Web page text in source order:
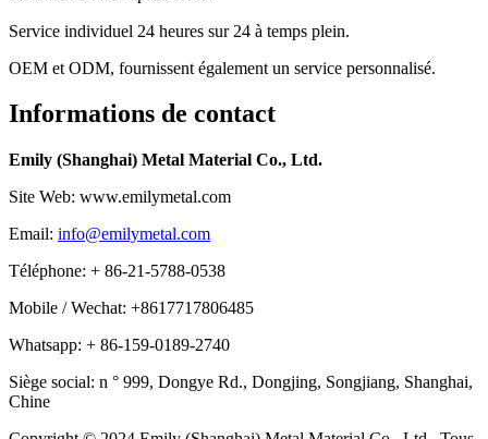
Service individuel 24 heures sur 24 à temps plein.
OEM et ODM, fournissent également un service personnalisé.
Informations de contact
Emily (Shanghai) Metal Material Co., Ltd.
Site Web: www.emilymetal.com
Email: info@emilymetal.com
Téléphone: + 86-21-5788-0538
Mobile / Wechat: +8617717806485
Whatsapp: + 86-159-0189-2740
Siège social: n ° 999, Dongye Rd., Dongjing, Songjiang, Shanghai,
Chine